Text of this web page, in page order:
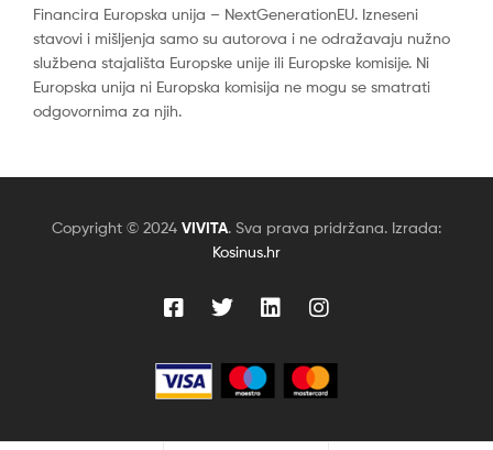
Financira Europska unija – NextGenerationEU. Izneseni
stavovi i mišljenja samo su autorova i ne odražavaju nužno
službena stajališta Europske unije ili Europske komisije. Ni
Europska unija ni Europska komisija ne mogu se smatrati
odgovornima za njih.
Copyright © 2024 VIVITA. Sva prava pridržana. Izrada:
Kosinus.hr